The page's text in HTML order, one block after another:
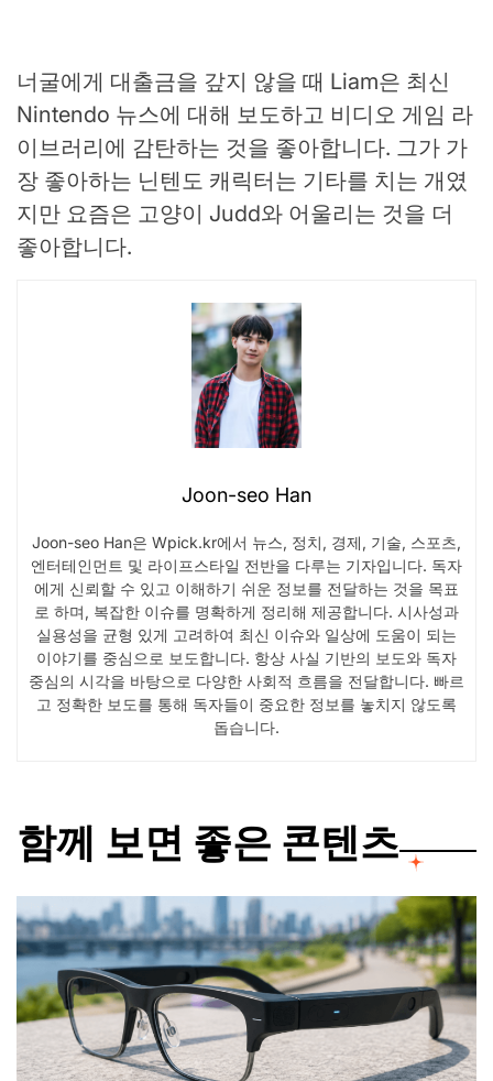
너굴에게 대출금을 갚지 않을 때 Liam은 최신
Nintendo 뉴스에 대해 보도하고 비디오 게임 라
이브러리에 감탄하는 것을 좋아합니다. 그가 가
장 좋아하는 닌텐도 캐릭터는 기타를 치는 개였
지만 요즘은 고양이 Judd와 어울리는 것을 더
좋아합니다.
Joon-seo Han
Joon-seo Han은 Wpick.kr에서 뉴스, 정치, 경제, 기술, 스포츠,
엔터테인먼트 및 라이프스타일 전반을 다루는 기자입니다. 독자
에게 신뢰할 수 있고 이해하기 쉬운 정보를 전달하는 것을 목표
로 하며, 복잡한 이슈를 명확하게 정리해 제공합니다. 시사성과
실용성을 균형 있게 고려하여 최신 이슈와 일상에 도움이 되는
이야기를 중심으로 보도합니다. 항상 사실 기반의 보도와 독자
중심의 시각을 바탕으로 다양한 사회적 흐름을 전달합니다. 빠르
고 정확한 보도를 통해 독자들이 중요한 정보를 놓치지 않도록
돕습니다.
함께 보면 좋은 콘텐츠